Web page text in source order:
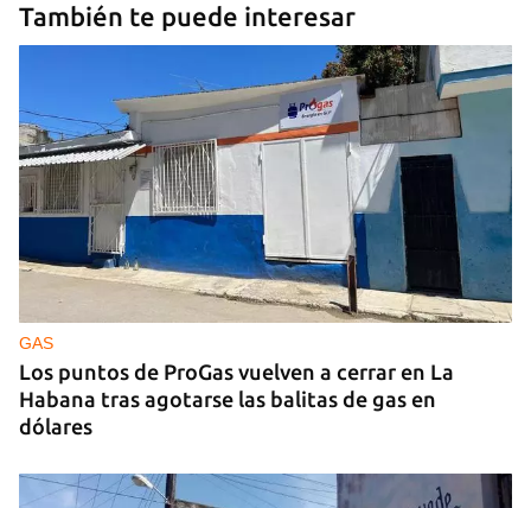
También te puede interesar
GAS
Los puntos de ProGas vuelven a cerrar en La
Habana tras agotarse las balitas de gas en
dólares